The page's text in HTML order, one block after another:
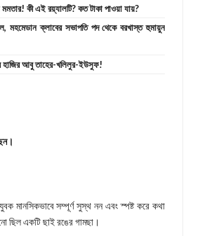
মমতার! কী এই রয়্যালটি? কত টাকা পাওয়া যায়?
মহমেডান ক্লাবের সভাপতি পদ থেকে বরখাস্ত হুমায়ুন
হাজির আবু তাহের-খলিলুর-ইউসুফ!
মানসিকভাবে সম্পূর্ণ সুস্থ নন এবং স্পষ্ট করে কথা
ছিল একটি ছাই রঙের গামছা।